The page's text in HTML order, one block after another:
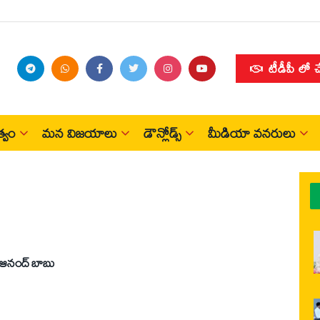
టీడీపీ లో
మన విజయాలు డౌన్లోడ్స్ మీడియా వనరులు
బాబు